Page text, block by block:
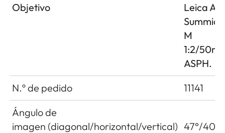
Objetivo
Leica
M
1:2/
ASPH.
N.º de pedido
11141
Ángulo de
imagen (diagonal/horizontal/vertical) 47°/40°/